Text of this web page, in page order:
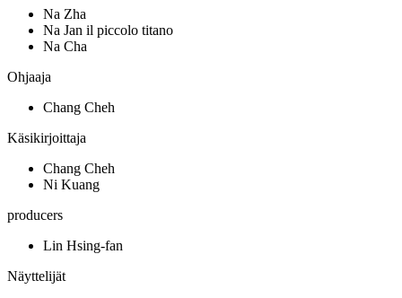
Na Zha
Na Jan il piccolo titano
Na Cha
Ohjaaja
Chang Cheh
Käsikirjoittaja
Chang Cheh
Ni Kuang
producers
Lin Hsing-fan
Näyttelijät